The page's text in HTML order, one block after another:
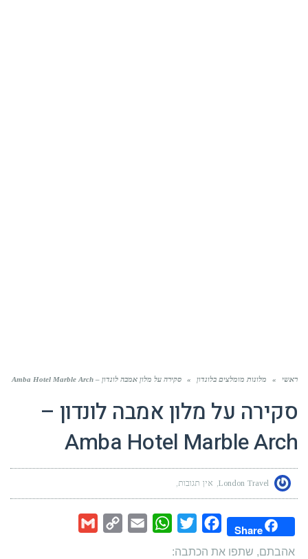
ראשי » מלונות מומלצים בלונדון » סקירה על מלון אמבה לונדון – Amba Hotel Marble Arch
סקירה על מלון אמבה לונדון –
Amba Hotel Marble Arch
אין תגובות
Share
Facebook
Twitter
WhatsApp
Email
Copy
אהבתם, שתפו את הכתבה: